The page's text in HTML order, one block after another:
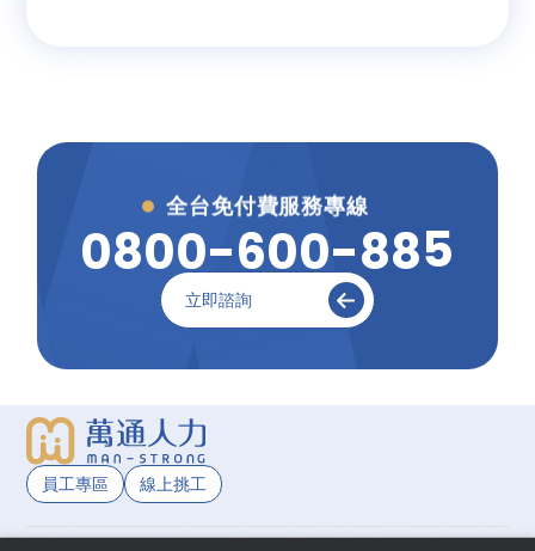
全台免付費服務專線
0800-600-885
立即諮詢
員工專區 線上挑工
提供社交媒體功能並分析流量。我們還同社交媒體、廣告和分析合作夥伴